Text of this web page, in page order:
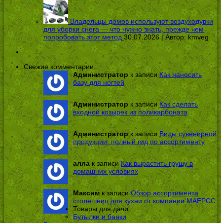
Владельцы домов используют воздуходувки
для уборки снега — что нужно знать, прежде чем
попробовать этот метод 30.07.2026 | Автор: kmveg
Свежие комментарии
Администраторк записиКак наносить
базу для ногтей
Администраторк записи Как сделать
входной козырек из поликарбоната
Администраторк записи Виды сувенирной
продукции: полный гид по ассортименту
алла к записиКак вырастить грушу в
домашних условиях
Максимк записиОбзор ассортимента
столешниц для кухни от компании МАЕРСС
Товары для дачи
Бутылки и банки